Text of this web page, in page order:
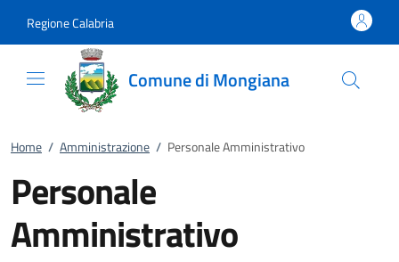
Regione Calabria
Comune di Mongiana
Home / Amministrazione / Personale Amministrativo
Personale
Amministrativo